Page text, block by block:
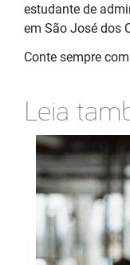
estudante de
em São José dos
Conte sempre
Leia